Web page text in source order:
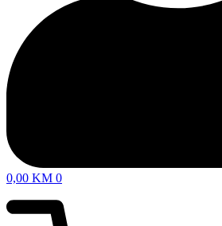
0,00 KM 0